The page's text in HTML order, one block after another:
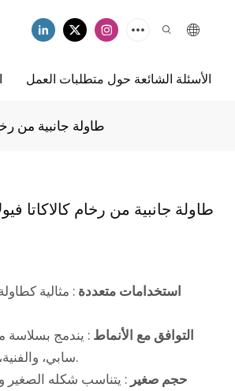
الأسئلة الشائعة حول متطلبات العمل
طاولة جانبية من
طاولة جانبية من رخام كالاكاتا
استخدامات متعددة : مثالية
التوافق مع الأنماط : يندمج بسلاسة
سابي، والفنية، ويتناغم بشكل جميل مع المنسوجات المحايدة والخشب والنباتات.
حجم صغير : يتناسب شكله الصغير